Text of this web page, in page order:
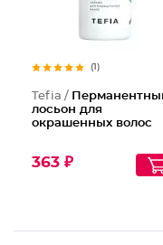
(1)
Tefia /
лосьон для
окрашенных волос
363 ₽